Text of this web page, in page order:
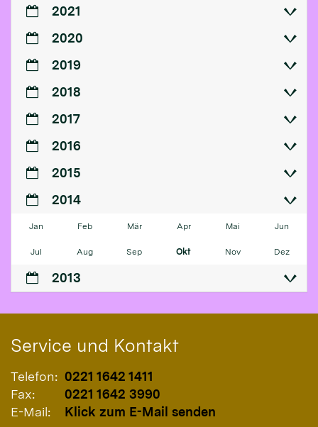
2021
2020
2019
2018
2017
2016
2015
2014
Jan Feb Mär Apr Mai Jun
Jul Aug Sep Okt Nov Dez
2013
Service und Kontakt
Telefon: 0221 1642 1411
Fax:
0221 1642 3990
E-Mail:
Klick zum E-Mail senden